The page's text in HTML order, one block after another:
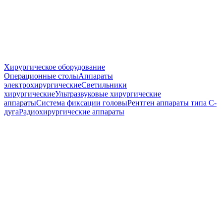
Хирургическое оборудование
Операционные столыАппараты
электрохирургическиеСветильники
хирургическиеУльтразвуковые хирургические
аппаратыСистема фиксации головыРентген аппараты типа С-
дугаРадиохирургические аппараты